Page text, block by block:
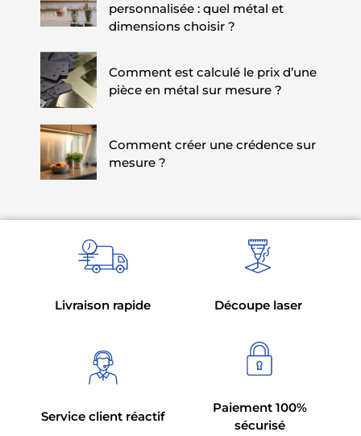
personnalisée : quel métal et
dimensions choisir ?
Comment est calculé le prix d’une
pièce en métal sur mesure ?
Comment créer une crédence sur
mesure ?
Livraison rapide Découpe laser
Service client réactif
Paiement 100%
sécurisé